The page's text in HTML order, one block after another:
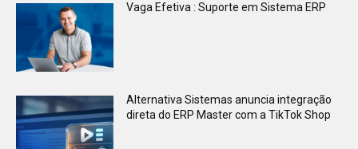
Vaga Efetiva : Suporte em Sistema ERP
Alternativa Sistemas anuncia integração
direta do ERP Master com a TikTok Shop